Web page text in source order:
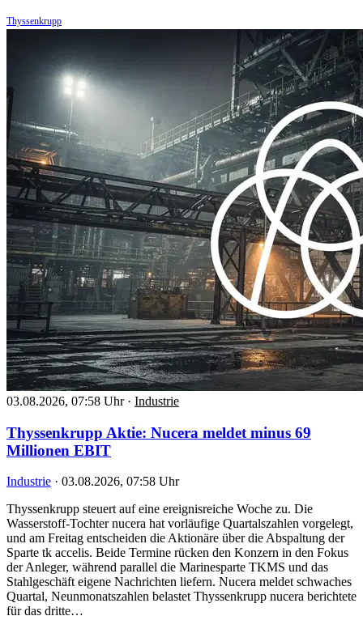
Thyssenkrupp
03.08.2026, 07:58 Uhr · Industrie
Thyssenkrupp Aktie: Nucera meldet minus 69
Millionen EBIT
Industrie · 03.08.2026, 07:58 Uhr
Thyssenkrupp steuert auf eine ereignisreiche Woche zu. Die
Wasserstoff-Tochter nucera hat vorläufige Quartalszahlen vorgelegt,
und am Freitag entscheiden die Aktionäre über die Abspaltung der
Sparte tk accelis. Beide Termine rücken den Konzern in den Fokus
der Anleger, während parallel die Marinesparte TKMS und das
Stahlgeschäft eigene Nachrichten liefern. Nucera meldet schwaches
Quartal, Neunmonatszahlen belastet Thyssenkrupp nucera berichtete
für das dritte…